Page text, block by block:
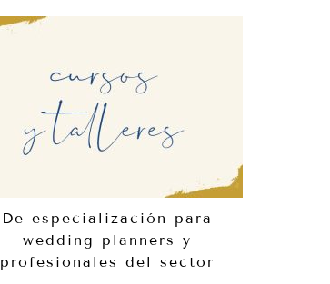
De especialización para
wedding planners y
profesionales del sector